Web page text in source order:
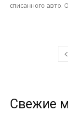
списанного авто.
Свежие